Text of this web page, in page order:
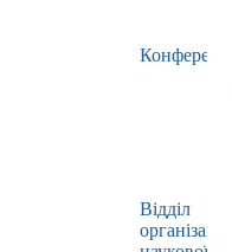
Конференції
Відділ
організації